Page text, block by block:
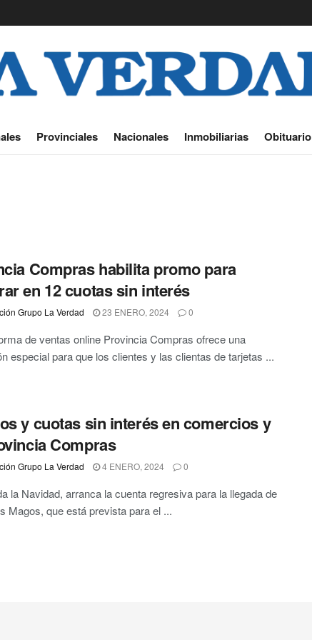
Provinciales Nacionales Inmobiliarias Obituario
Compras habilita promo para
en 12 cuotas sin interés
Grupo La Verdad 23 ENERO, 2024 0
de ventas online Provincia Compras ofrece una
especial para que los clientes y las clientas de tarjetas ...
y cuotas sin interés en comercios y
Compras
Grupo La Verdad 4 ENERO, 2024 0
la Navidad, arranca la cuenta regresiva para la llegada de
Magos, que está prevista para el ...